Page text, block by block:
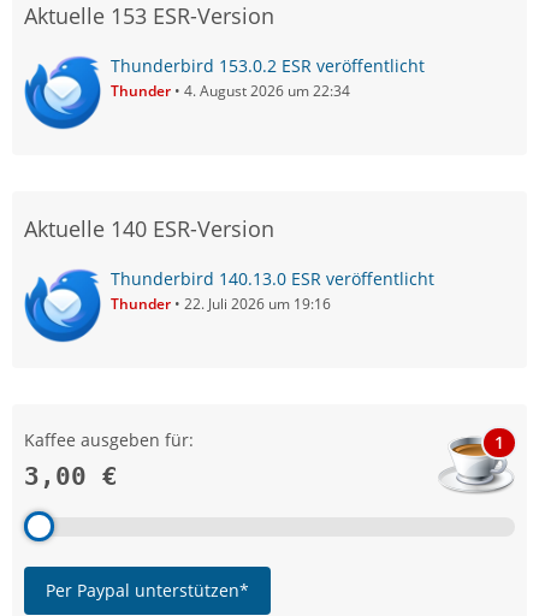
Aktuelle 153 ESR-Version
Thunderbird 153.0.2 ESR veröffentlicht
Thunder 4. August 2026 um 22:34
Aktuelle 140 ESR-Version
Thunderbird 140.13.0 ESR veröffentlicht
Thunder 22. Juli 2026 um 19:16
Kaffee ausgeben für:
3,00 €
1
Per Paypal unterstützen*